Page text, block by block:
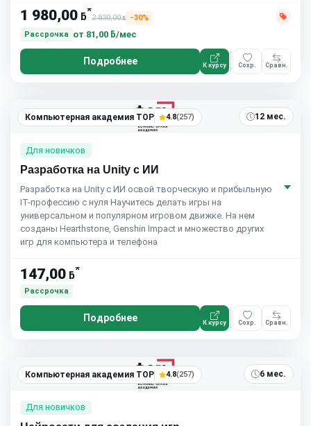
1 980,00 ƃ*
2 830,00ƃ
−30%
Рассрочка
от 81,00 ƃ/мес
Подробнее К курсу Сохр. Сравн.
Компьютерная академия TOP 4.8(257) 12 мес.
Для новичков
Разработка на Unity с ИИ
Разработка на Unity с ИИ освой творческую и прибыльную
IT-профессию с нуля Научитесь делать игры на
универсальном и популярном игровом движке. На нем
созданы Hearthstone, Genshin Impact и множество других
игр для компьютера и телефона
147,00 ƃ*
Рассрочка
Подробнее К курсу Сохр. Сравн.
Компьютерная академия TOP 4.8(257) 6 мес.
Для новичков